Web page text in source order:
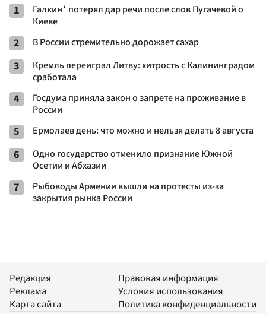
1
Галкин* потерял дар речи после слов Пугачевой о
Киеве
2 В России стремительно дорожает сахар
3
Кремль переиграл Литву: хитрость с Калининградом
сработала
4
Госдума приняла закон о запрете на проживание в
России
5 Ермолаев день: что можно и нельзя делать 8 августа
6
Одно государство отменило признание Южной
Осетии и Абхазии
7
Рыбоводы Армении вышли на протесты из-за
закрытия рынка России
Редакция
Реклама
Карта сайта
Правовая информация
Условия использования
Политика конфиденциальности